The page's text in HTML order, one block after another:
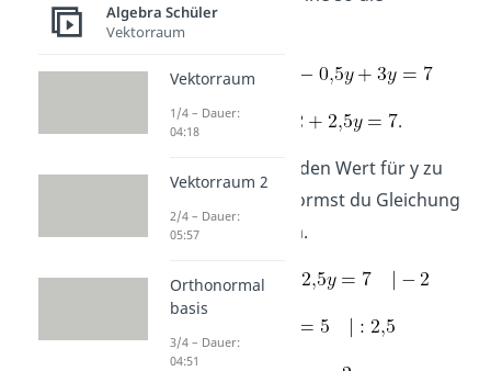
Gleichung
x in (II)
.
Um den Wert für y zu
bekommen, formst du Gleichung
(II‘) nach y um.
(II‘)
Algebra Schüler
Vektorraum
Vektorraum
1/4 – Dauer:
04:18
Vektorraum 2
2/4 – Dauer:
05:57
Orthonormal
basis
3/4 – Dauer:
04:51